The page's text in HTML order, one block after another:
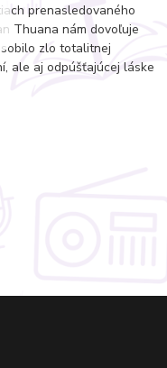
prenasledovaného
Thuana nám dovoľuje
zlo totalitnej
ale aj odpúšťajúcej láske